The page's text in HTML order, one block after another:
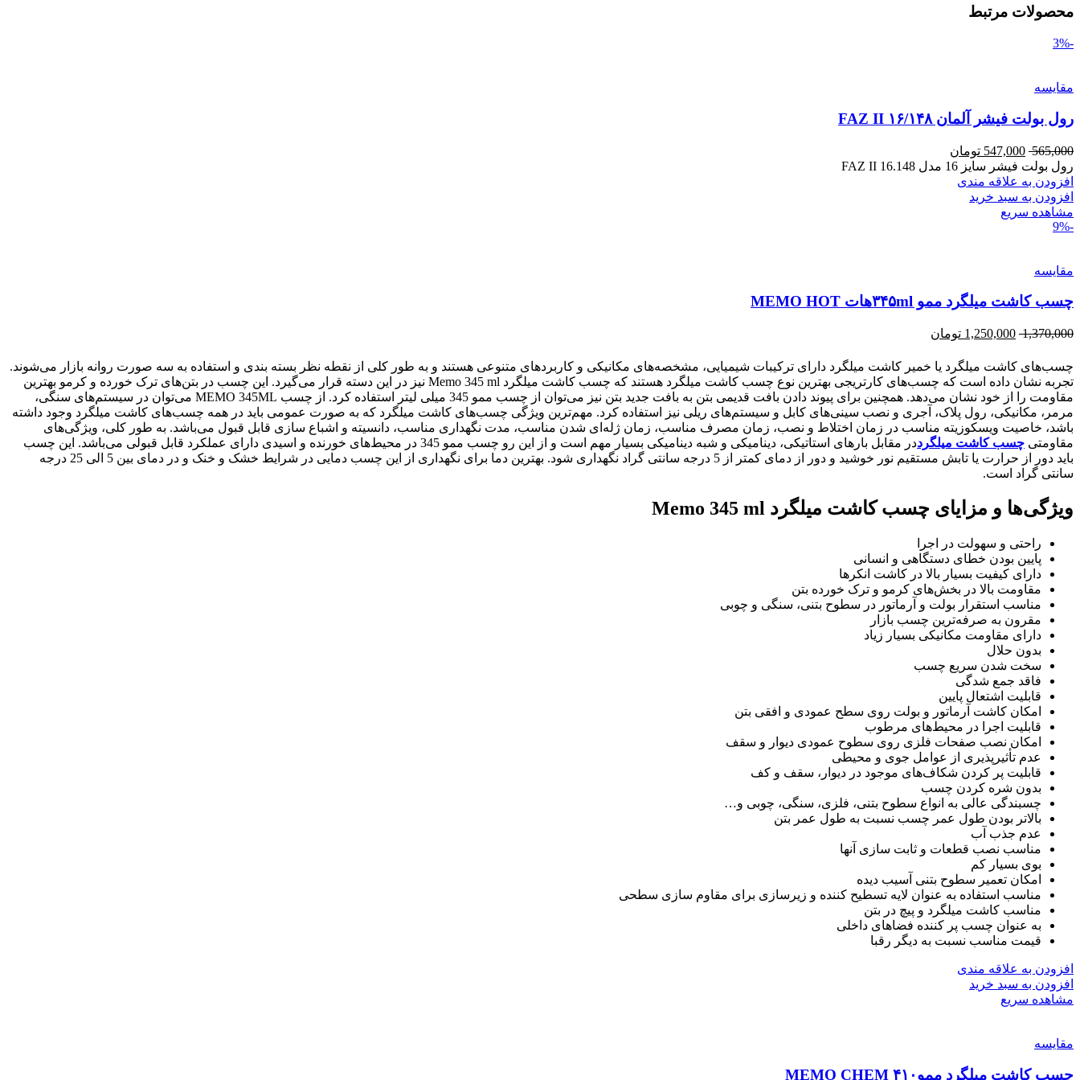
محصولات مرتبط
-3%
مقایسه
رول بولت فیشر آلمان ۱۶/۱۴۸ FAZ II
565,000
547,000 تومان
رول بولت فیشر سایز 16 مدل FAZ II 16.148
افزودن به علاقه مندی
افزودن به سبد خرید
مشاهده سریع
-9%
مقایسه
چسب کاشت میلگرد ممو ۳۴۵mlهات MEMO HOT
1,370,000
1,250,000 تومان
چسب‌های کاشت میلگرد یا خمیر کاشت میلگرد دارای ترکیبات شیمیایی، مشخصه‌های مکانیکی و کاربردهای متنوعی هستند و به طور کلی از نقطه نظر بسته بندی و استفاده به سه صورت روانه بازار می‌شوند.
تجربه نشان داده است که چسب‌های کارتریجی بهترین نوع چسب کاشت میلگرد هستند که چسب کاشت میلگرد Memo 345 ml نیز در این دسته قرار می‌گیرد. این چسب در بتن‌های ترک خورده و کرمو بهترین
مقاومت را از خود نشان می‌دهد. همچنین برای پیوند دادن بافت قدیمی بتن به بافت جدید بتن نیز می‌توان از چسب ممو 345 میلی لیتر استفاده کرد. از چسب MEMO 345ML می‌توان در سیستم‌های سنگی،
مرمر، مکانیکی، رول پلاک، آجری و نصب سینی‌های کابل و سیستم‌های ریلی نیز استفاده کرد. مهم‌ترین ویژگی چسب‌های کاشت میلگرد که به صورت عمومی باید در همه چسب‌های کاشت میلگرد وجود داشته
باشد، خاصیت ویسکوزیته مناسب در زمان اختلاط و نصب، زمان مصرف مناسب، زمان ژله‌ای شدن مناسب، مدت نگهداری مناسب، دانسیته و اشباع سازی قابل قبول می‌باشد. به طور کلی، ویژگی‌های
مقاومتی چسب کاشت میلگرد
در مقابل بارهای استاتیکی، دینامیکی و شبه دینامیکی بسیار مهم است و از این رو چسب ممو 345 در محیط‌های خورنده و اسیدی دارای عملکرد قابل قبولی می‌باشد. این چسب
باید دور از حرارت یا تابش مستقیم نور خوشید و دور از دمای کمتر از 5 درجه سانتی گراد نگهداری شود. بهترین دما برای نگهداری از این چسب دمایی در شرایط خشک و خنک و در دمای بین 5 الی 25 درجه
سانتی گراد است.
ویژگی‌ها و مزایای چسب کاشت میلگرد Memo 345 ml
راحتی و سهولت در اجرا
پایین بودن خطای دستگاهی و انسانی
دارای کیفیت بسیار بالا در کاشت انکرها
مقاومت بالا در بخش‌های کرمو و ترک خورده بتن
مناسب استقرار بولت و آرماتور در سطوح بتنی، سنگی و چوبی
مقرون به صرفه‌ترین چسب بازار
دارای مقاومت مکانیکی بسیار زیاد
بدون حلال
سخت شدن سریع چسب
فاقد جمع شدگی
قابلیت اشتعال پایین
امکان کاشت آرماتور و بولت روی سطح عمودی و افقی بتن
قابلیت اجرا در محیط‌های مرطوب
امکان نصب صفحات فلزی روی سطوح عمودی دیوار و سقف
عدم تأثیرپذیری از عوامل جوی و محیطی
قابلیت پر کردن شکاف‌های موجود در دیوار، سقف و کف
بدون شره کردن چسب
چسبندگی عالی به انواع سطوح بتنی، فلزی، سنگی، چوبی و…
بالاتر بودن طول عمر چسب نسبت به طول عمر بتن
عدم جذب آب
مناسب نصب قطعات و ثابت سازی آنها
بوی بسیار کم
امکان تعمیر سطوح بتنی آسیب دیده
مناسب استفاده به عنوان لایه تسطیح کننده و زیرسازی برای مقاوم سازی سطحی
مناسب کاشت میلگرد و پیچ در بتن
به عنوان چسب پر کننده فضاهای داخلی
قیمت مناسب نسبت به دیگر رقبا
افزودن به علاقه مندی
افزودن به سبد خرید
مشاهده سریع
مقایسه
چسب کاشت میلگرد ممو۴۱۰ MEMO CHEM